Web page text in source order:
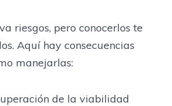
riesgos, pero conocerlos te
Aquí hay consecuencias
manejarlas:
de la viabilidad